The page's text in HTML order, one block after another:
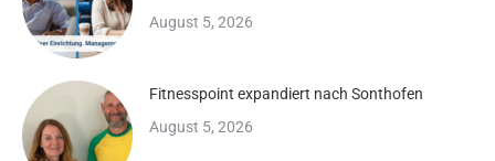
August 5, 2026
Fitnesspoint expandiert nach Sonthofen
August 5, 2026